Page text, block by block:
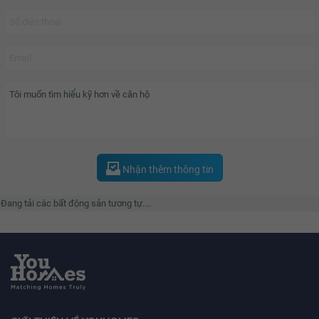
như một thành phố thu nhỏ.
Tiện ích xanh với 10 khu vườn độc đáo: Vườn đương đại, vườn dưỡng sinh,
phòng khám , Siêu thị, Bể bơi bốn mùa trong nhà và ngoài trời, bể sục thư
giãn , hệ thống sân tập thể thao với các môn đa dạng, sân chơi trẻ em, khu
tập thể dục ngoài trời, sàn tập yoga, khu tập Gym California,... hội tụ tại dự
Nhận thêm thông tin
tải các bất động sản tương tự....